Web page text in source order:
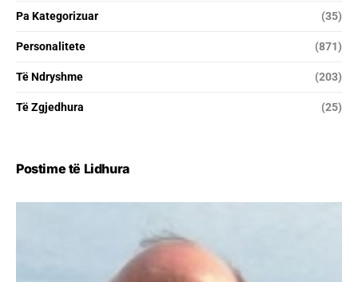
Pa Kategorizuar (35)
Personalitete (871)
Të Ndryshme (203)
Të Zgjedhura (25)
Postime të Lidhura